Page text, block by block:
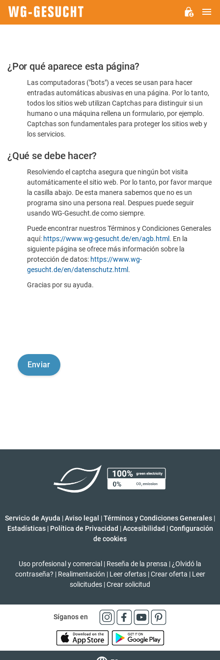
Por
favor,
confirme
humano
¿Por qué aparece esta página?
Las computadoras ("bots") a veces se usan para hacer
entradas automáticas abusivas en una página. Por lo tanto,
todos los sitios web utilizan Captchas para distinguir si un
humano o una máquina rellena un formulario, por ejemplo.
Captchas son fundamentales para proteger los sitios web y
los servicios.
¿Qué se debe hacer?
Resolviendo el captcha asegura que ningún bot visita
automáticamente el sitio web. Por lo tanto, por favor marque
la casilla abajo. De esta manera sabemos que no es un
programa sino una persona real. Despues puede seguir
usando WG-Gesucht.de como siempre.
Puede encontrar nuestros Términos y Condiciones Generales
aquí: https://www.wg-gesucht.de/en/agb.html . En la
siguiente página se ofrece más información sobre la
protección de datos: https://www.wg-
gesucht.de/en/datenschutz.html .
Gracias por su ayuda.
Servicio de Ayuda |Aviso legal |Términos y Condiciones Generales |
Estadísticas | Política de Privacidad | Accesibilidad | Configuración
de cookies
Uso profesional y comercial | Reseña de la prensa | ¿Olvidó la
contraseña? | Realimentación | Leer ofertas | Crear oferta | Leer
solicitudes |Crear solicitud
Síganos en